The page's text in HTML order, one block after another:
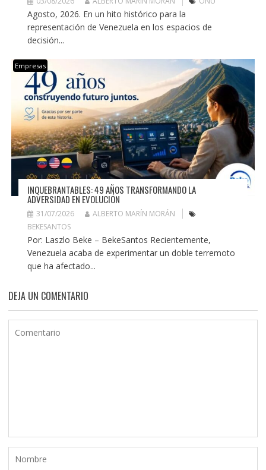
Agosto, 2026. En un hito histórico para la
representación de Venezuela en los espacios de
decisión...
Empresas
INQUEBRANTABLES: 49 AÑOS TRANSFORMANDO LA
ADVERSIDAD EN EVOLUCIÓN
31/07/2026
ALBERTO MARÍN MORÁN
BEKESANTOS
Por: Laszlo Beke – BekeSantos Recientemente,
Venezuela acaba de experimentar un doble terremoto
que ha afectado...
DEJA UN COMENTARIO